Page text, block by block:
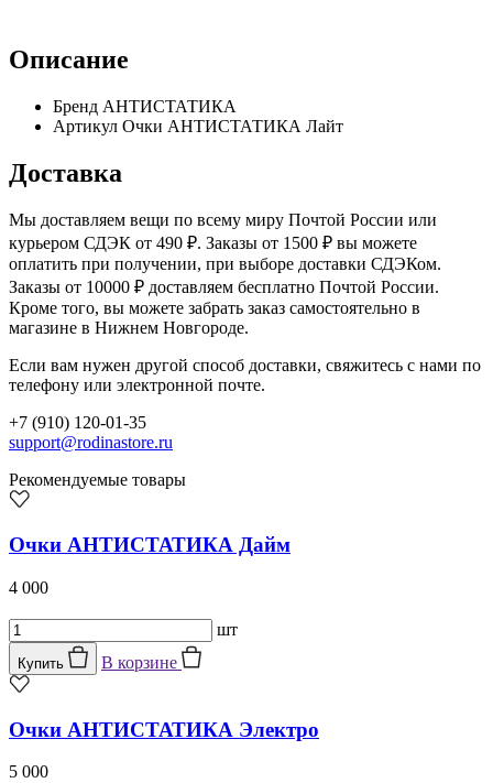
Описание
Бренд АНТИСТАТИКА
Артикул Очки АНТИСТАТИКА Лайт
Доставка
Мы доставляем вещи по всему миру Почтой России или
курьером СДЭК от 490 ₽. Заказы от 1500 ₽ вы можете
оплатить при получении, при выборе доставки СДЭКом.
Заказы от 10000 ₽ доставляем бесплатно Почтой России.
Кроме того, вы можете забрать заказ самостоятельно в
магазине в Нижнем Новгороде.
Если вам нужен другой способ доставки, свяжитесь с нами по
телефону или электронной почте.
+7 (910) 120-01-35
support@rodinastore.ru
Рекомендуемые товары
Очки АНТИСТАТИКА Дайм
4 000
шт
Купить В корзине
Очки АНТИСТАТИКА Электро
5 000